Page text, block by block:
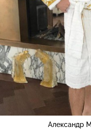
Александр